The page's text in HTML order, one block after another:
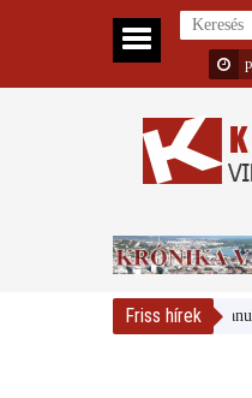
Friss hírek
Nemzeti Galéria és a Danubia